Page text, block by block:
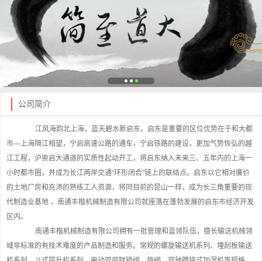
公司简介
江风海韵北上海，蓝天碧水新启东。启东是重要的区位优势在于和大都
市—上海隔江相望，宁启高速公路的通车，宁启铁路的建设，更加气势恢弘的越
江工程，沪崇启大通道的实质性起动开工，将启东纳入未来三、五年内的上海一
小时都市圈，并成为长江两岸交通“环形闭合”链上的联结点。启东以它相对廉价
的土地厂房和充沛的熟练工人资源，将同目前的昆山一样，成为长三角重要的现
代制造业基地 ，南通丰楷机械制造有限公司就座落在蓬勃发展的启东市经济开发
区内。
南通丰楷机械制造有限公司拥有一批管理和蓝领队伍，擅长输送机械领
域非标准的有技术难度的产品制造和服务。常规的螺旋输送机系列、埋刮板输送